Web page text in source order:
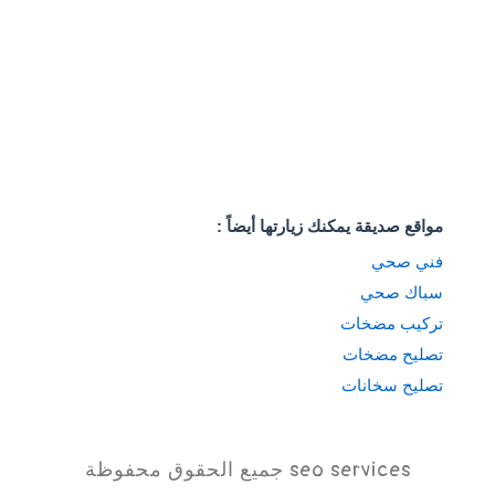
مواقع صديقة يمكنك زيارتها أيضاً :
فني صحي
سباك صحي
تركيب مضخات
تصليح مضخات
تصليح سخانات
seo services جميع الحقوق محفوظة